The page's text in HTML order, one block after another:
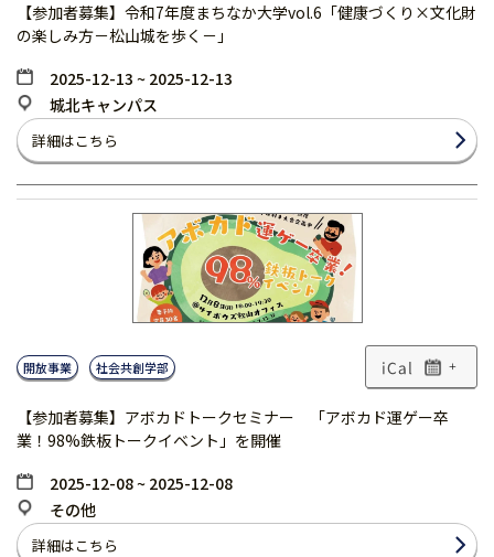
【参加者募集】令和7年度まちなか大学vol.6「健康づくり×文化財
の楽しみ方－松山城を歩く－」
2025-12-13 ~ 2025-12-13
城北キャンパス
詳細はこちら
開放事業 社会共創学部 +
【参加者募集】アボカドトークセミナー 「アボカド運ゲー卒
業！98%鉄板トークイベント」を開催
2025-12-08 ~ 2025-12-08
その他
詳細はこちら